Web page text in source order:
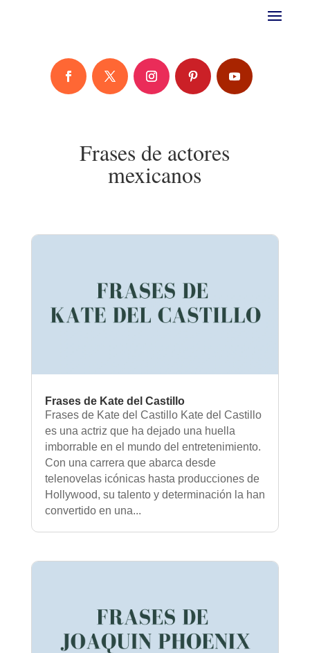
Frases de actores
mexicanos
Frases de Kate del Castillo
Frases de Kate del Castillo Kate del Castillo
es una actriz que ha dejado una huella
imborrable en el mundo del entretenimiento.
Con una carrera que abarca desde
telenovelas icónicas hasta producciones de
Hollywood, su talento y determinación la han
convertido en una...